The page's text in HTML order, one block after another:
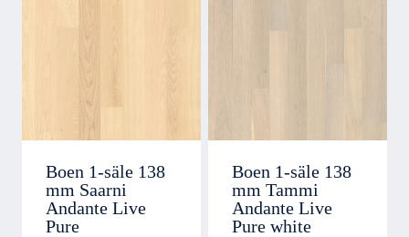
Boen 1-säle 138
mm Saarni
Andante Live
Pure
Boen 1-säle 138
mm Tammi
Andante Live
Pure white